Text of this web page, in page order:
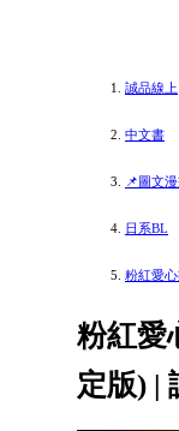
誠品線上
中文書
📌圖文
日系BL
粉紅愛
粉紅愛
定版) |